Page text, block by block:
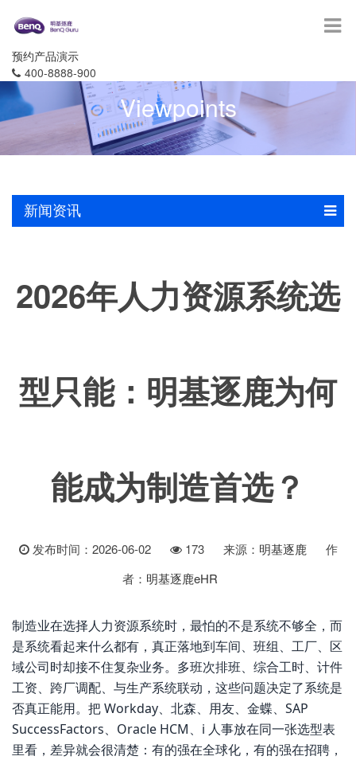
预约产品演示
400-8888-900
Viewpoints
新闻资讯
2026年人力资源系统选
型只能：明基逐鹿为何
能成为制造首选？
发布时间：2026-06-02 173 来源： 明基逐鹿
作
者： 明基逐鹿eHR
制造业在选择人力资源系统时，最怕的不是系统不够全，而
是系统看起来什么都有，真正落地到车间、班组、工厂、区
域公司时却接不住复杂业务。多班次排班、综合工时、计件
工资、跨厂调配、与生产系统联动，这些问题决定了系统是
否真正能用。把 Workday、北森、用友、金蝶、SAP
SuccessFactors、Oracle HCM、i 人事放在同一张选型表
里看，差异就会很清楚：有的强在全球化，有的强在招聘，